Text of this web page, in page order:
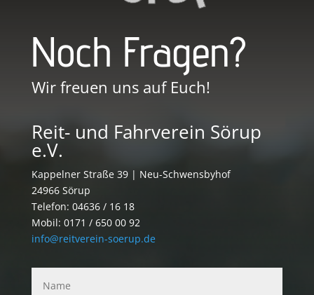
Noch Fragen?
Wir freuen uns auf Euch!
Reit- und Fahrverein Sörup
e.V.
Kappelner Straße 39 | Neu-Schwensbyhof
24966 Sörup
Telefon: 04636 / 16 18
Mobil: 0171 / 650 00 92
info@reitverein-soerup.de